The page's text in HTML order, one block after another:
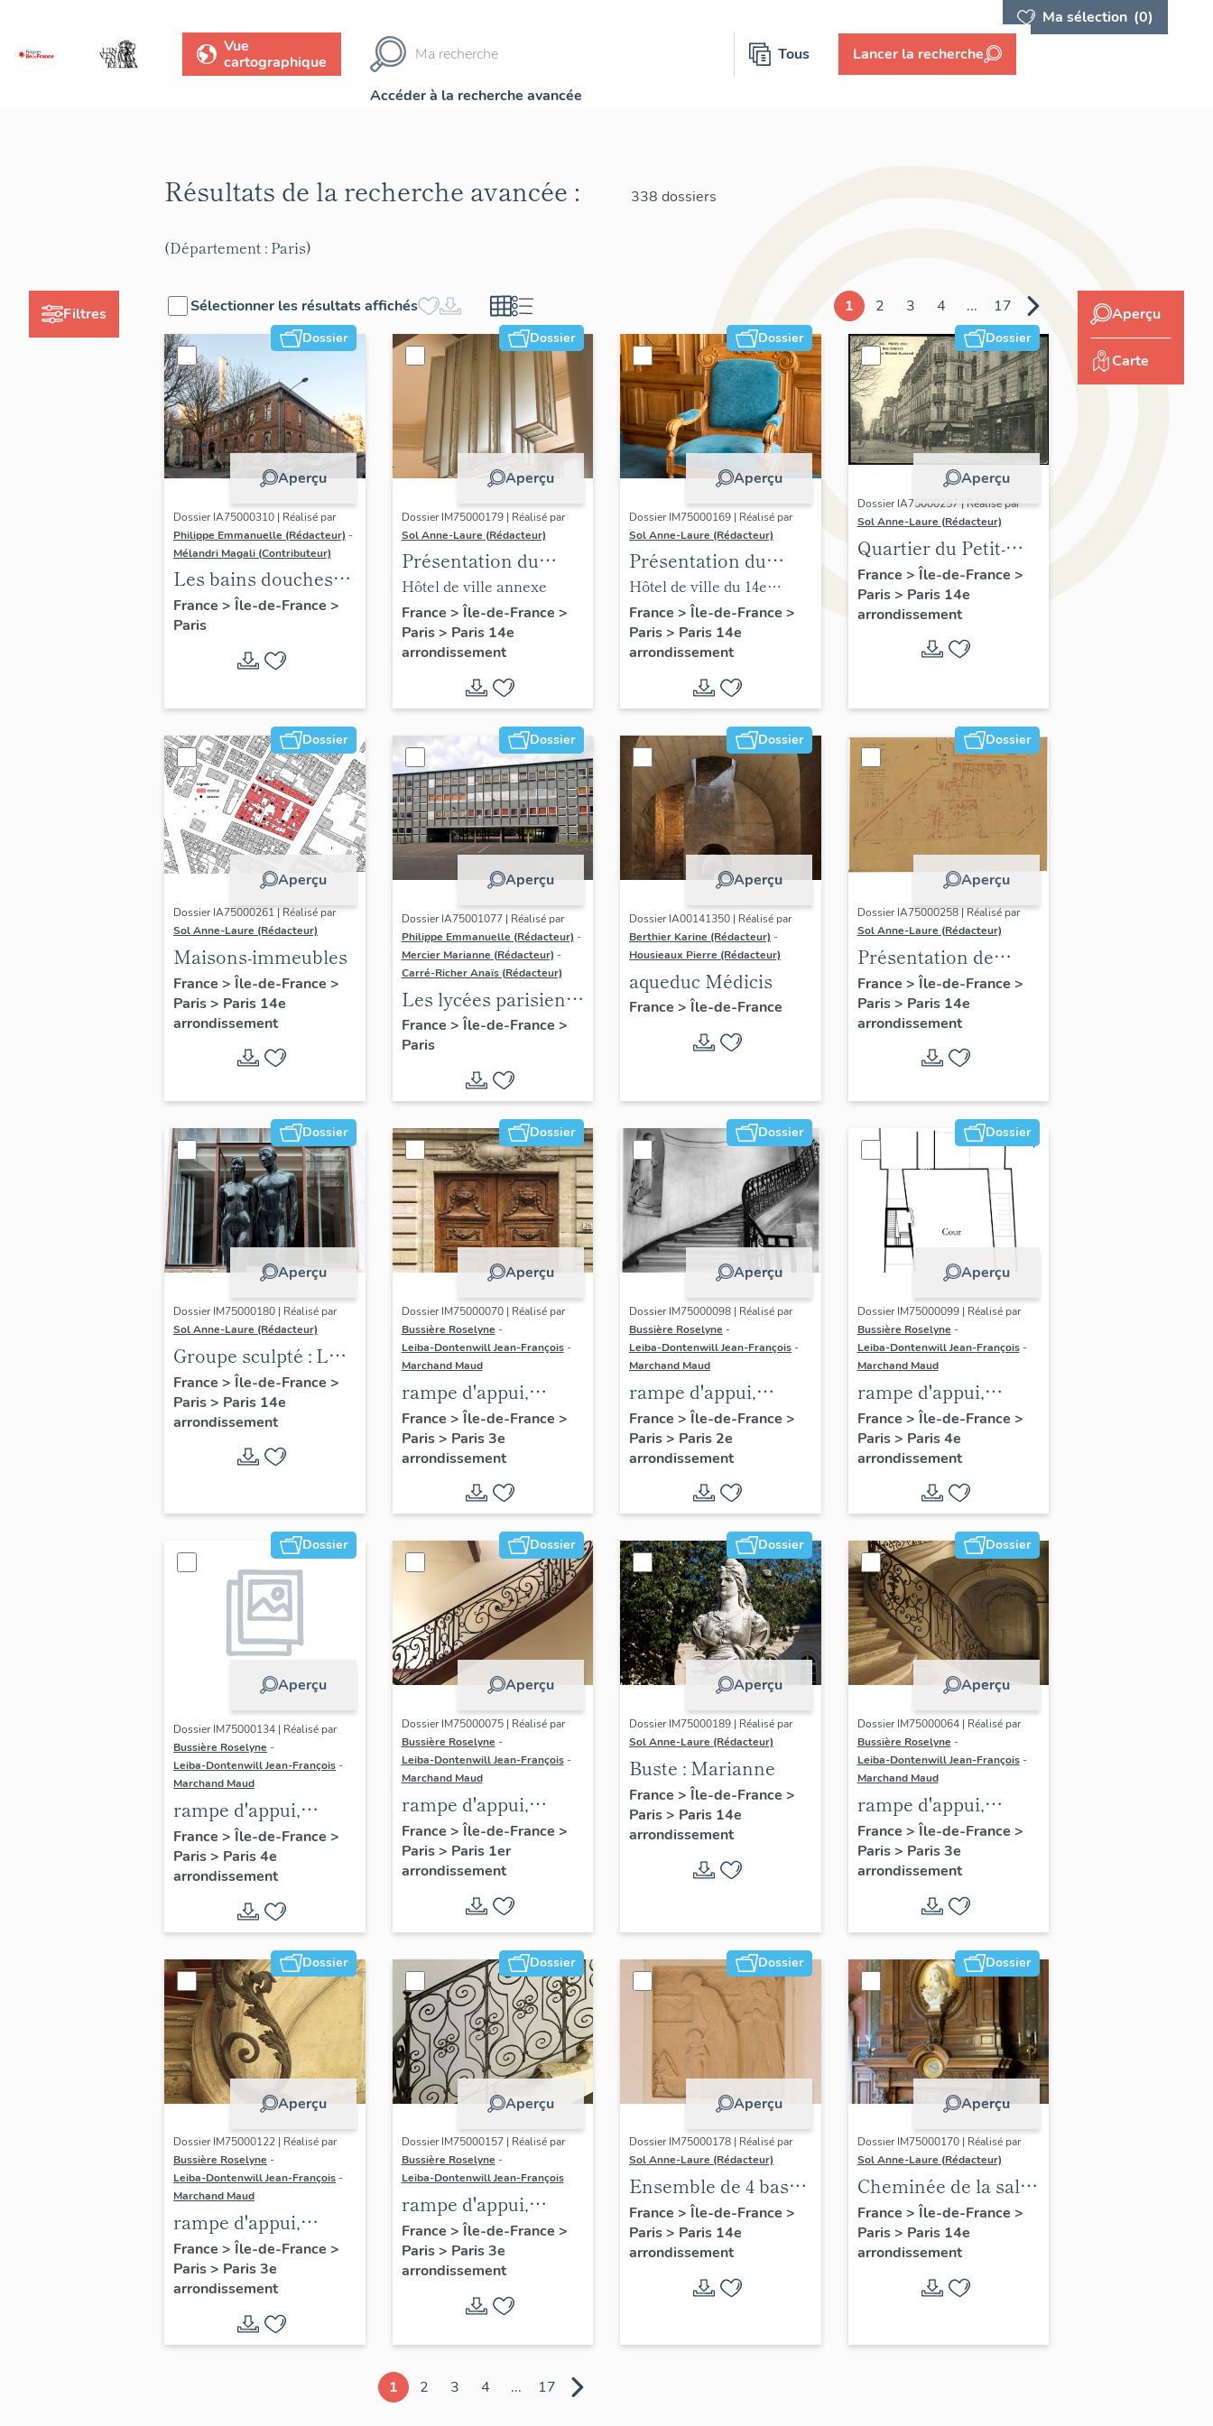
Ma sélection (0)
Vue
cartographique
Tous Lancer la recherche
Accéder à la recherche avancée
Filtres
Résultats de la recherche avancée : 338 dossiers
(Département : Paris)
Sélectionner les résultats affichés 1 2 3 4 ... 17
Dossier
Aperçu
Dossier IA75000310 | Réalisé par
Philippe Emmanuelle (Rédacteur) -
Mélandri Magali (Contributeur)
Les bains douches
municipaux de la
ville de Paris
France > Île-de-France >
Paris
Dossier
Aperçu
Dossier IM75000179 | Réalisé par
Sol Anne-Laure (Rédacteur)
Présentation du
mobilier de la mairie
annexe
Hôtel de ville annexe
France > Île-de-France >
Paris> Paris 14e
arrondissement
Dossier
Aperçu
Dossier IM75000169 | Réalisé par
Sol Anne-Laure (Rédacteur)
Présentation du
mobilier de la salle
des mariages
Hôtel de ville du 14e
arrondissement
France > Île-de-France >
Paris> Paris 14e
arrondissement
Dossier
Aperçu
Dossier IA75000257 | Réalisé par
Sol Anne-Laure (Rédacteur)
Quartier du Petit-
Montrouge
France > Île-de-France >
Paris> Paris 14e
arrondissement
Dossier
Aperçu
Dossier IA75000261 | Réalisé par
Sol Anne-Laure (Rédacteur)
Maisons-immeubles
France > Île-de-France >
Paris> Paris 14e
arrondissement
Dossier
Aperçu
Dossier IA75001077 | Réalisé par
Philippe Emmanuelle (Rédacteur) -
Mercier Marianne (Rédacteur) -
Carré-Richer Anaïs (Rédacteur)
Les lycées parisiens
de Jean-Claude
Dondel et Roger
France > Île-de-France >
Paris
Dossier
Aperçu
Dossier IA00141350 | Réalisé par
Berthier Karine (Rédacteur) -
Housieaux Pierre (Rédacteur)
aqueduc Médicis
France > Île-de-France
Dossier
Aperçu
Dossier IA75000258 | Réalisé par
Sol Anne-Laure (Rédacteur)
Présentation de
l'étude du
patrimoine sur le
quartier du Petit-
Montrouge
France > Île-de-France >
Paris> Paris 14e
arrondissement
Dossier
Aperçu
Dossier IM75000180 | Réalisé par
Sol Anne-Laure (Rédacteur)
Groupe sculpté : Les
Adolescents
France > Île-de-France >
Paris> Paris 14e
arrondissement
Dossier
Aperçu
Dossier IM75000070 | Réalisé par
Bussière Roselyne -
Leiba-Dontenwill Jean-François -
Marchand Maud
rampe d'appui,
escalier de l' hôtel de
Sandreville (non
étudié)
France > Île-de-France >
Paris> Paris 3e
arrondissement
Dossier
Aperçu
Dossier IM75000098 | Réalisé par
Bussière Roselyne -
Leiba-Dontenwill Jean-François -
Marchand Maud
rampe d'appui,
escalier de la maison
à porte cochère (non
étudié)
France > Île-de-France >
Paris> Paris 2e
arrondissement
Dossier
Aperçu
Dossier IM75000099 | Réalisé par
Bussière Roselyne -
Leiba-Dontenwill Jean-François -
Marchand Maud
rampe d'appui,
escalier de la maison
à porte cochère (non
étudié)
France > Île-de-France >
Paris> Paris 4e
arrondissement
Dossier
Aperçu
Dossier IM75000134 | Réalisé par
Bussière Roselyne -
Leiba-Dontenwill Jean-François -
Marchand Maud
rampe d'appui,
escalier de la maison
à porte cochère dite
hôtel Charpentier
(non étudié)
France > Île-de-France >
Paris> Paris 4e
arrondissement
Dossier
Aperçu
Dossier IM75000075 | Réalisé par
Bussière Roselyne -
Leiba-Dontenwill Jean-François -
Marchand Maud
rampe d'appui,
escalier de la maison
à porte cochère (non
étudié)
France > Île-de-France >
Paris> Paris 1er
arrondissement
Dossier
Aperçu
Dossier IM75000189 | Réalisé par
Sol Anne-Laure (Rédacteur)
Buste : Marianne
France > Île-de-France >
Paris> Paris 14e
arrondissement
Dossier
Aperçu
Dossier IM75000064 | Réalisé par
Bussière Roselyne -
Leiba-Dontenwill Jean-François -
Marchand Maud
rampe d'appui,
escalier de la maison
à porte cochère dite
hôtel Le Lièvre de
La Grange
France > Île-de-France >
Paris> Paris 3e
arrondissement
Dossier
Aperçu
Dossier IM75000122 | Réalisé par
Bussière Roselyne -
Leiba-Dontenwill Jean-François -
Marchand Maud
rampe d'appui,
escalier de la maison
à porte cochère (non
étudié)
France > Île-de-France >
Paris> Paris 3e
arrondissement
Dossier
Aperçu
Dossier IM75000157 | Réalisé par
Bussière Roselyne -
Leiba-Dontenwill Jean-François
rampe d'appui,
escalier de la maison
à porte cochère dite
hôtel de Bence (non
France > Île-de-France >
Paris> Paris 3e
arrondissement
Dossier
Aperçu
Dossier IM75000178 | Réalisé par
Sol Anne-Laure (Rédacteur)
Ensemble de 4 bas
reliefs : Les saisons
France > Île-de-France >
Paris> Paris 14e
arrondissement
Dossier
Aperçu
Dossier IM75000170 | Réalisé par
Sol Anne-Laure (Rédacteur)
Cheminée de la salle
des mariages
France > Île-de-France >
Paris> Paris 14e
arrondissement
1 2 3 4 ... 17
Aperçu
Carte